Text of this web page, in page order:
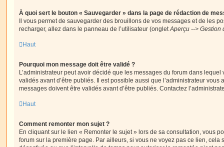
À quoi sert le bouton « Sauvegarder » dans la page de rédaction de
Il vous permet de sauvegarder des brouillons de vos messages et de les
recharger, allez dans le panneau de l’utilisateur (ongletAperçu --> Gestion
Haut
Pourquoi mon message doit être validé ?
L’administrateur peut avoir décidé que les messages du forum dans lequel
validés avant d’être publiés. Il est possible aussi que l’administrateur vous
messages doivent être validés avant d’être publiés. Contactez
Haut
Comment remonter mon sujet ?
En cliquant sur le lien « Remonter le sujet » lors de sa consultation, vous
forum sur la première page. Par ailleurs, si vous ne voyez pas ce lien, cela